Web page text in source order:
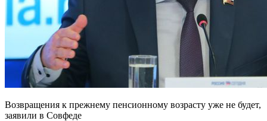
Возвращения к прежнему пенсионному возрасту уже не будет,
заявили в Совфеде